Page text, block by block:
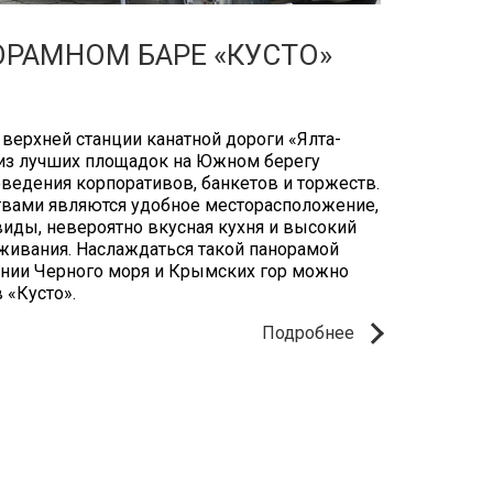
БАРЕ «КУСТО»
станции канатной дороги «Ялта-
лучших площадок на Южном берегу
корпоративов, банкетов и торжеств.
являются удобное месторасположение,
невероятно вкусная кухня и высокий
Наслаждаться такой панорамой
Черного моря и Крымских гор можно
«Кусто».
Подробнее